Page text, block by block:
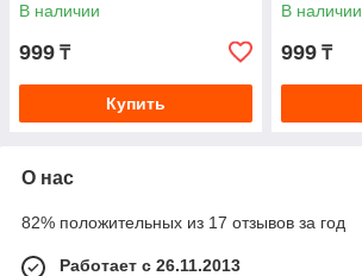
В наличии
999 ₸
Купить
В наличии
999 ₸
О нас
82% положительных из 17 отзывов за год
Работает с 26.11.2013